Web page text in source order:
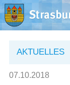
Aktuelles
AKTUELLES
07.10.2018